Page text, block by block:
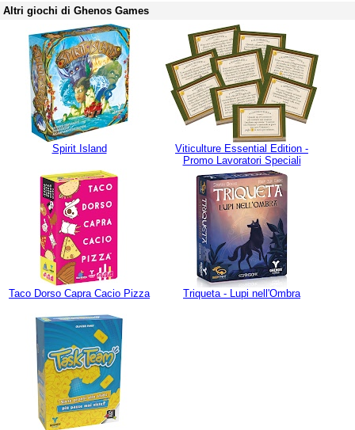
Altri giochi di Ghenos Games
Spirit Island
Viticulture Essential Edition -
Promo Lavoratori Speciali
Taco Dorso Capra Cacio Pizza Triqueta - Lupi nell'Ombra